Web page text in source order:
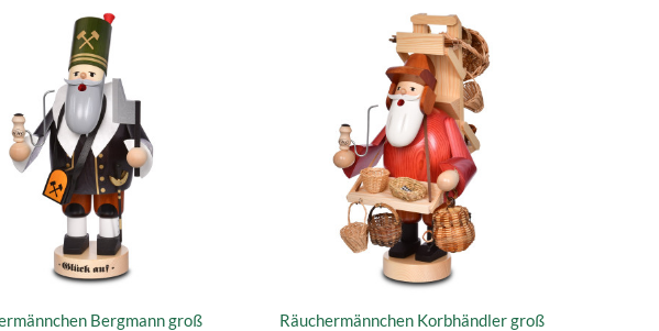
Bergmann groß Räuchermännchen Korbhändler groß